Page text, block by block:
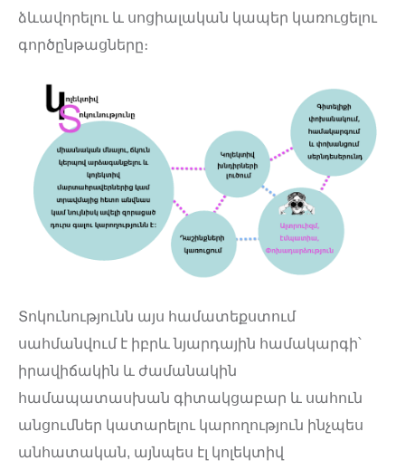
ձևավորելու և սոցիալական կապեր կառուցելու
գործընթացները։
Տոկունությունն այս համատեքստում
սահմանվում է իբրև նյարդային համակարգի՝
իրավիճակին և ժամանակին
համապատասխան գիտակցաբար և սահուն
անցումներ կատարելու կարողություն ինչպես
անհատական, այնպես էլ կոլեկտիվ